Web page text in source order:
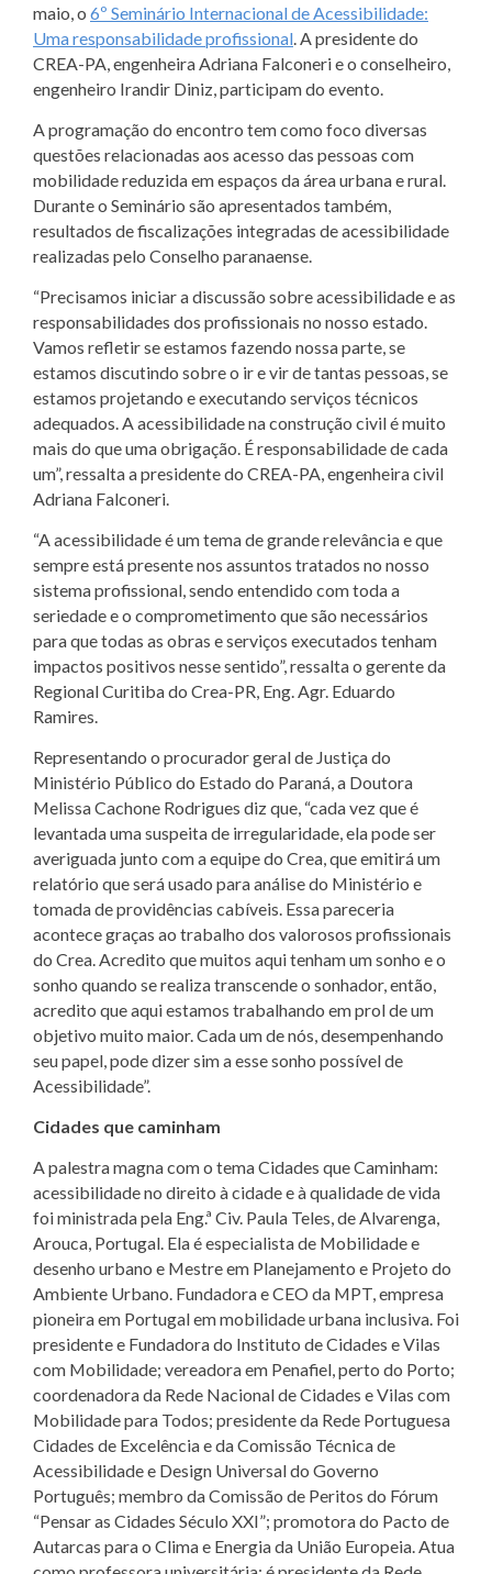
maio, o 6º Seminário Internacional de Acessibilidade:
Uma responsabilidade profissional. A presidente do
CREA-PA, engenheira Adriana Falconeri e o conselheiro,
engenheiro Irandir Diniz, participam do evento.
A programação do encontro tem como foco diversas
questões relacionadas aos acesso das pessoas com
mobilidade reduzida em espaços da área urbana e rural.
Durante o Seminário são apresentados também,
resultados de fiscalizações integradas de acessibilidade
realizadas pelo Conselho paranaense.
“Precisamos iniciar a discussão sobre acessibilidade e as
responsabilidades dos profissionais no nosso estado.
Vamos refletir se estamos fazendo nossa parte, se
estamos discutindo sobre o ir e vir de tantas pessoas, se
estamos projetando e executando serviços técnicos
adequados. A acessibilidade na construção civil é muito
mais do que uma obrigação. É responsabilidade de cada
um”, ressalta a presidente do CREA-PA, engenheira civil
Adriana Falconeri.
“A acessibilidade é um tema de grande relevância e que
sempre está presente nos assuntos tratados no nosso
sistema profissional, sendo entendido com toda a
seriedade e o comprometimento que são necessários
para que todas as obras e serviços executados tenham
impactos positivos nesse sentido”, ressalta o gerente da
Regional Curitiba do Crea-PR, Eng. Agr. Eduardo
Ramires.
Representando o procurador geral de Justiça do
Ministério Público do Estado do Paraná, a Doutora
Melissa Cachone Rodrigues diz que, “cada vez que é
levantada uma suspeita de irregularidade, ela pode ser
averiguada junto com a equipe do Crea, que emitirá um
relatório que será usado para análise do Ministério e
tomada de providências cabíveis. Essa pareceria
acontece graças ao trabalho dos valorosos profissionais
do Crea. Acredito que muitos aqui tenham um sonho e o
sonho quando se realiza transcende o sonhador, então,
acredito que aqui estamos trabalhando em prol de um
objetivo muito maior. Cada um de nós, desempenhando
seu papel, pode dizer sim a esse sonho possível de
Acessibilidade”.
Cidades que caminham
A palestra magna com o tema Cidades que Caminham:
acessibilidade no direito à cidade e à qualidade de vida
foi ministrada pela Eng.ª Civ. Paula Teles, de Alvarenga,
Arouca, Portugal. Ela é especialista de Mobilidade e
desenho urbano e Mestre em Planejamento e Projeto do
Ambiente Urbano. Fundadora e CEO da MPT, empresa
pioneira em Portugal em mobilidade urbana inclusiva. Foi
presidente e Fundadora do Instituto de Cidades e Vilas
com Mobilidade; vereadora em Penafiel, perto do Porto;
coordenadora da Rede Nacional de Cidades e Vilas com
Mobilidade para Todos; presidente da Rede Portuguesa
Cidades de Excelência e da Comissão Técnica de
Acessibilidade e Design Universal do Governo
Português; membro da Comissão de Peritos do Fórum
“Pensar as Cidades Século XXI”; promotora do Pacto de
Autarcas para o Clima e Energia da União Europeia. Atua